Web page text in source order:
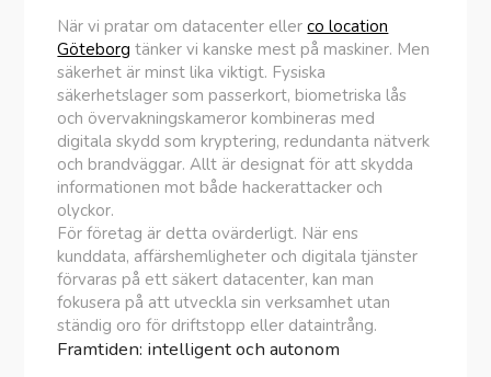
När vi pratar om datacenter ellerco location
Göteborg tänker vi kanske mest på maskiner. Men
säkerhet är minst lika viktigt. Fysiska
säkerhetslager som passerkort, biometriska lås
och övervakningskameror kombineras med
digitala skydd som kryptering, redundanta nätverk
och brandväggar. Allt är designat för att skydda
informationen mot både hackerattacker och
olyckor.
För företag är detta ovärderligt. När ens
kunddata, affärshemligheter och digitala tjänster
förvaras på ett säkert datacenter, kan man
fokusera på att utveckla sin verksamhet utan
ständig oro för driftstopp eller dataintrång.
Framtiden: intelligent och autonom